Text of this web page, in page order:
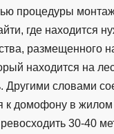
процедуры
где находится
размещенного
находится на
Другими словами
к домофону в
30-40